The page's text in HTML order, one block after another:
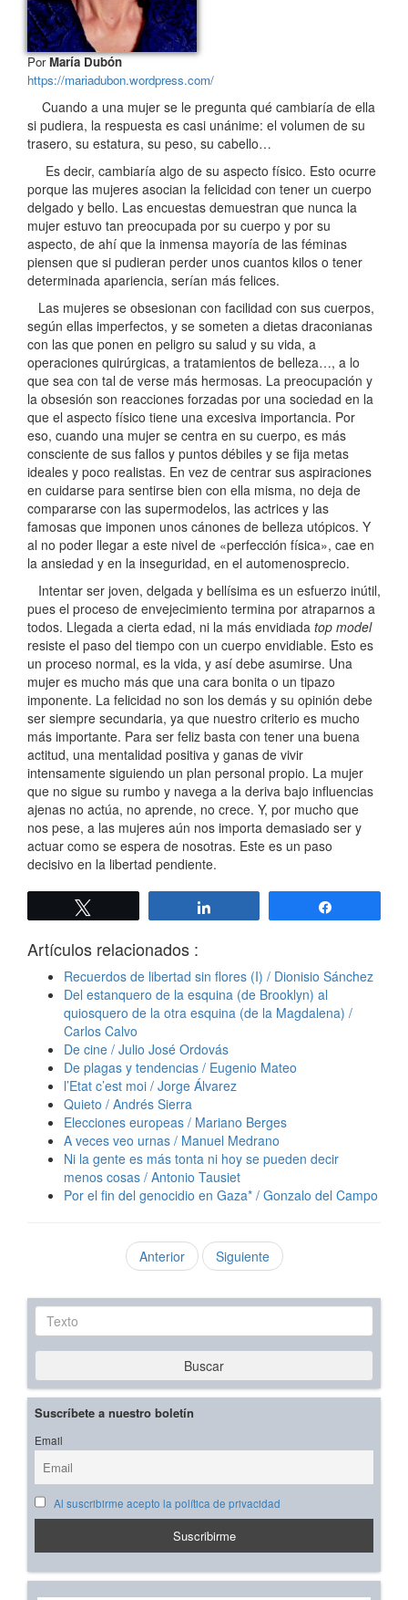
PorMaría Dubón
https://mariadubon.wordpress.com/
Cuando a una mujer se le pregunta qué cambiaría de ella
si pudiera, la respuesta es casi unánime: el volumen de su
trasero, su estatura, su peso, su cabello…
Es decir, cambiaría algo de su aspecto físico. Esto ocurre
porque las mujeres asocian la felicidad con tener un cuerpo
delgado y bello. Las encuestas demuestran que nunca la
mujer estuvo tan preocupada por su cuerpo y por su
aspecto, de ahí que la inmensa mayoría de las féminas
piensen que si pudieran perder unos cuantos kilos o tener
determinada apariencia, serían más felices.
Las mujeres se obsesionan con facilidad con sus cuerpos,
según ellas imperfectos, y se someten a dietas draconianas
con las que ponen en peligro su salud y su vida, a
operaciones quirúrgicas, a tratamientos de belleza…, a lo
que sea con tal de verse más hermosas. La preocupación y
la obsesión son reacciones forzadas por una sociedad en la
que el aspecto físico tiene una excesiva importancia. Por
eso, cuando una mujer se centra en su cuerpo, es más
consciente de sus fallos y puntos débiles y se fija metas
ideales y poco realistas. En vez de centrar sus aspiraciones
en cuidarse para sentirse bien con ella misma, no deja de
compararse con las supermodelos, las actrices y las
famosas que imponen unos cánones de belleza utópicos. Y
al no poder llegar a este nivel de «perfección física», cae en
la ansiedad y en la inseguridad, en el automenosprecio.
Intentar ser joven, delgada y bellísima es un esfuerzo inútil,
pues el proceso de envejecimiento termina por atraparnos a
todos. Llegada a cierta edad, ni la más envidiada top model
resiste el paso del tiempo con un cuerpo envidiable. Esto es
un proceso normal, es la vida, y así debe asumirse. Una
mujer es mucho más que una cara bonita o un tipazo
imponente. La felicidad no son los demás y su opinión debe
ser siempre secundaria, ya que nuestro criterio es mucho
más importante. Para ser feliz basta con tener una buena
actitud, una mentalidad positiva y ganas de vivir
intensamente siguiendo un plan personal propio. La mujer
que no sigue su rumbo y navega a la deriva bajo influencias
ajenas no actúa, no aprende, no crece. Y, por mucho que
nos pese, a las mujeres aún nos importa demasiado ser y
actuar como se espera de nosotras. Este es un paso
decisivo en la libertad pendiente.
Artículos relacionados :
Recuerdos de libertad sin flores (I) / Dionisio Sánchez
Del estanquero de la esquina (de Brooklyn) al
quiosquero de la otra esquina (de la Magdalena) /
Carlos Calvo
De cine / Julio José Ordovás
De plagas y tendencias / Eugenio Mateo
l’Etat c’est moi / Jorge Álvarez
Quieto / Andrés Sierra
Elecciones europeas / Mariano Berges
A veces veo urnas / Manuel Medrano
Ni la gente es más tonta ni hoy se pueden decir
menos cosas / Antonio Tausiet
Por el fin del genocidio en Gaza* / Gonzalo del Campo
Anterior Siguiente
Texto
Buscar
Suscríbete a nuestro boletín
Email
Al suscribirme acepto la política de privacidad